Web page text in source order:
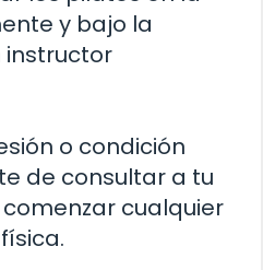
y bajo la
instructor
o condición
de consultar a tu
cualquier